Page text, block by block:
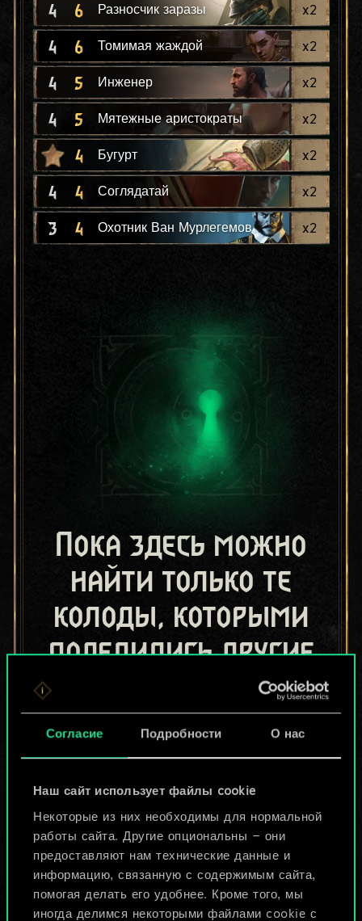
Согласие Подробности О нас
Наш сайт использует файлы cookie
Некоторые из них необходимы для нормальной
работы сайта. Другие опциональны — они
предоставляют нам технические данные и
информацию, связанную с содержимым сайта,
помогая делать его удобнее. Кроме того, мы
иногда делимся некоторыми файлами cookie с
4 6 Разносчик заразы x2
4 6 Томимая жаждой x2
4 5 Инженер x2
4 5 Мятежные аристократы x2
4 Бугурт x2
4 4 Соглядатай x2
3 4 Охотник Ван Мурлегемов x2
Пока здесь можно
найти только те
колоды, которыми
поделились другие
Но их может быть
больше!
Назвать колоду и описать её
ИЛИ